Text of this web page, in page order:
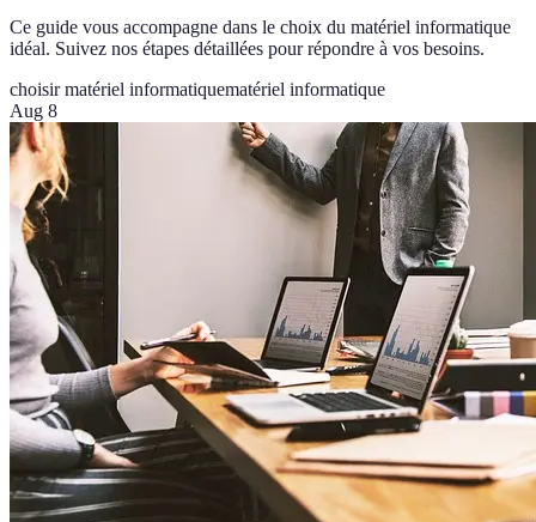
Ce guide vous accompagne dans le choix du matériel informatique
idéal. Suivez nos étapes détaillées pour répondre à vos besoins.
choisir matériel informatiquematériel informatique
Aug 8